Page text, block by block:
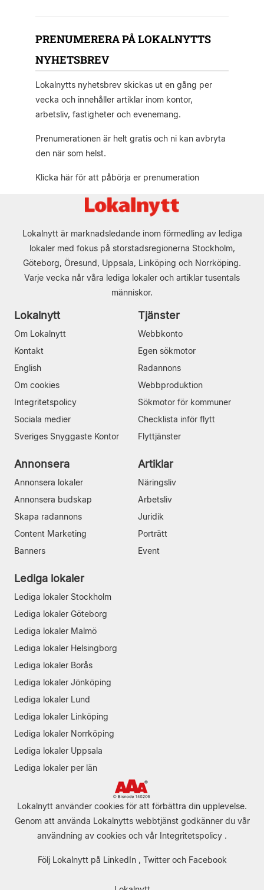
PRENUMERERA PÅ LOKALNYTTS
NYHETSBREV
Lokalnytts nyhetsbrev skickas ut en gång per
vecka och innehåller artiklar inom kontor,
arbetsliv, fastigheter och evenemang.
Prenumerationen är helt gratis och ni kan avbryta
den när som helst.
Klicka här för att påbörja er prenumeration
Lokalnytt är marknadsledande inom förmedling av lediga
lokaler med fokus på storstadsregionerna Stockholm,
Göteborg, Öresund, Uppsala, Linköping och Norrköping.
Varje vecka når våra lediga lokaler och artiklar tusentals
människor.
Lokalnytt
Om Lokalnytt
Kontakt
English
Om cookies
Integritetspolicy
Sociala medier
Sveriges Snyggaste Kontor
Tjänster
Webbkonto
Egen sökmotor
Radannons
Webbproduktion
Sökmotor för kommuner
Checklista inför flytt
Flyttjänster
Annonsera
Annonsera lokaler
Annonsera budskap
Skapa radannons
Content Marketing
Banners
Artiklar
Näringsliv
Arbetsliv
Juridik
Porträtt
Event
Lediga lokaler
Lediga lokaler Stockholm
Lediga lokaler Göteborg
Lediga lokaler Malmö
Lediga lokaler Helsingborg
Lediga lokaler Borås
Lediga lokaler Jönköping
Lediga lokaler Lund
Lediga lokaler Linköping
Lediga lokaler Norrköping
Lediga lokaler Uppsala
Lediga lokaler per län
Lokalnytt använder cookies för att förbättra din upplevelse.
Genom att använda Lokalnytts webbtjänst godkänner du vår
användning av cookies och vår Integritetspolicy .
Följ Lokalnytt på LinkedIn, Twitteroch Facebook